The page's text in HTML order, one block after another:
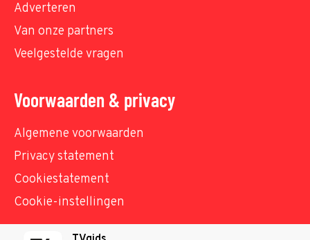
Adverteren
Van onze partners
Veelgestelde vragen
Voorwaarden & privacy
Algemene voorwaarden
Privacy statement
Cookiestatement
Cookie-instellingen